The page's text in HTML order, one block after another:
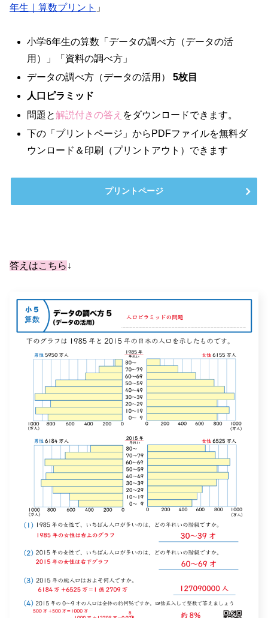
年生｜算数プリント 」
小学6年生の算数「データの調べ方（データの活
用）」「資料の調べ方」
データの調べ方（データの活用）5枚目
人口ピラミッド
問題と解説付きの答え をダウンロードできます。
下の「プリントページ」からPDFファイルを無料ダ
ウンロード＆印刷（プリントアウト）できます
プリントページ
答えはこちら ↓